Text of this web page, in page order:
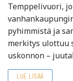
Temppelivuori,
pyhimmistä ja
merkitys ulottuu
uskonnon –
LUE LISÄÄ